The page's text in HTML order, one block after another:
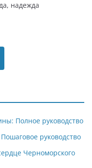
надежда
Полное руководство
руководство
Черноморского